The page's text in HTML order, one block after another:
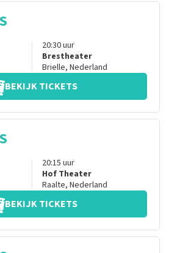
20:30uur
Brestheater
Brielle, Nederland
BEKIJK TICKETS
20:15 uur
Hof Theater
Raalte, Nederland
BEKIJK TICKETS